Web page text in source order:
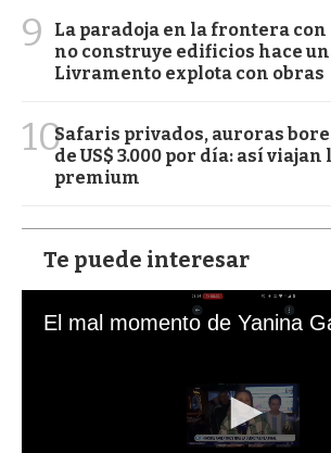
9
La paradoja en la frontera
no construye edificios hace
Livramento explota con obras
10Safaris privados, auroras
de US$ 3.000 por día: así
premium
Te puede interesar